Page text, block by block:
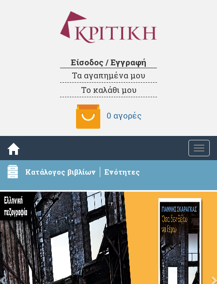
Είσοδος / Εγγραφή
Τα αγαπημένα μου
Το καλάθι μου
0 αγορές
Κατάλογος βιβλίων Ενότητες